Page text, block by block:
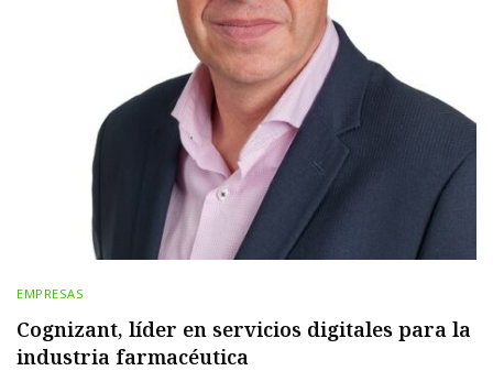
EMPRESAS
Cognizant, líder en servicios digitales para la
industria farmacéutica